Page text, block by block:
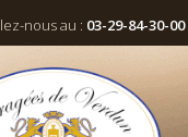
nous au : 03-29-84-30-00